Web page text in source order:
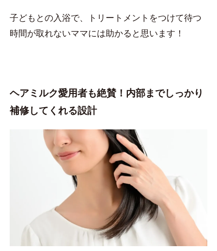
子どもとの入浴で、トリートメントをつけて待つ
時間が取れないママには助かると思います！
ヘアミルク愛用者も絶賛！内部までしっかり
補修してくれる設計